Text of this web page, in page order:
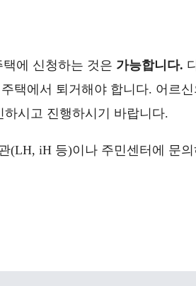
에 신청하는 것은 가능합니다.
택에서 퇴거해야 합니다. 어르
시고 진행하시기 바랍니다.
(LH, iH 등)이나 주민센터에 문